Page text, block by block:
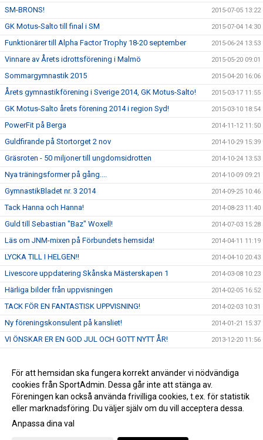
SM-BRONS! 2015-07-05 13:22
GK Motus-Salto till final i SM 2015-07-04 14:30
Funktionärer till Alpha Factor Trophy 18-20 september 2015-06-24 13:53
Vinnare av Årets idrottsförening i Malmö 2015-05-20 09:01
Sommargymnastik 2015 2015-04-20 16:06
Årets gymnastikförening i Sverige 2014, GK Motus-Salto! 2015-03-17 11:55
GK Motus-Salto årets förening 2014 i region Syd! 2015-03-10 18:54
PowerFit på Berga 2014-11-12 11:50
Guldfirande på Stortorget 2 nov 2014-10-29 15:39
Gräsroten - 50 miljoner till ungdomsidrotten 2014-10-24 13:53
Nya träningsformer på gång.... 2014-10-09 09:21
GymnastikBladet nr. 3 2014 2014-09-25 10:46
Tack Hanna och Hanna! 2014-08-23 11:40
Guld till Sebastian "Baz" Woxell! 2014-07-03 15:28
Läs om JNM-mixen på Förbundets hemsida! 2014-04-11 11:19
LYCKA TILL I HELGEN!! 2014-04-10 20:43
Livescore uppdatering Skånska Mästerskapen 1 2014-03-08 10:23
Härliga bilder från uppvisningen 2014-02-05 16:52
TACK FÖR EN FANTASTISK UPPVISNING! 2014-02-03 10:31
Ny föreningskonsulent på kansliet! 2014-01-21 15:37
VI ÖNSKAR ER EN GOD JUL OCH GOTT NYTT ÅR! 2013-12-20 11:56
Ny landslagstränare för mixed - vår Ola! 2013-10-29 15:13
Inspirationskväll för pojkar födda 2008-2005! 2013-09-19 09:56
För att hemsidan ska fungera korrekt använder vi nödvändiga
cookies från SportAdmin. Dessa går inte att stänga av.
Föreningen kan också använda frivilliga cookies, t.ex. för statistik
eller marknadsföring. Du väljer själv om du vill acceptera dessa.
Anpassa dina val